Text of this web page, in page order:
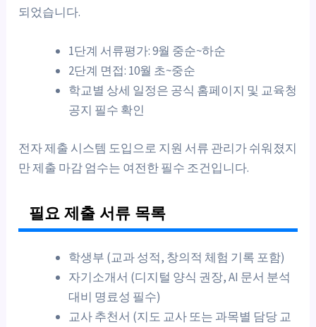
되었습니다.
1단계 서류평가: 9월 중순~하순
2단계 면접: 10월 초~중순
학교별 상세 일정은 공식 홈페이지 및 교육청
공지 필수 확인
전자 제출 시스템 도입으로 지원 서류 관리가 쉬워졌지
만 제출 마감 엄수는 여전한 필수 조건입니다.
필요 제출 서류 목록
학생부 (교과 성적, 창의적 체험 기록 포함)
자기소개서 (디지털 양식 권장, AI 문서 분석
대비 명료성 필수)
교사 추천서 (지도 교사 또는 과목별 담당 교